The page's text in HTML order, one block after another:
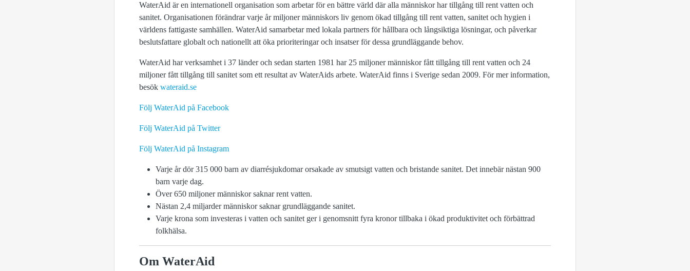
WaterAid är en internationell organisation som arbetar för en bättre värld där alla människor har tillgång till rent vatten och
sanitet. Organisationen förändrar varje år miljoner människors liv genom ökad tillgång till rent vatten, sanitet och hygien i
världens fattigaste samhällen. WaterAid samarbetar med lokala partners för hållbara och långsiktiga lösningar, och påverkar
beslutsfattare globalt och nationellt att öka prioriteringar och insatser för dessa grundläggande behov.
WaterAid har verksamhet i 37 länder och sedan starten 1981 har 25 miljoner människor fått tillgång till rent vatten och 24
miljoner fått tillgång till sanitet som ett resultat av WaterAids arbete. WaterAid finns i Sverige sedan 2009. För mer information,
besök wateraid.se
Följ WaterAid på Facebook
Följ WaterAid på Twitter
Följ WaterAid på Instagram
Varje år dör 315 000 barn av diarrésjukdomar orsakade av smutsigt vatten och bristande sanitet. Det innebär nästan 900
barn varje dag.
Över 650 miljoner människor saknar rent vatten.
Nästan 2,4 miljarder människor saknar grundläggande sanitet.
Varje krona som investeras i vatten och sanitet ger i genomsnitt fyra kronor tillbaka i ökad produktivitet och förbättrad
folkhälsa.
Om WaterAid